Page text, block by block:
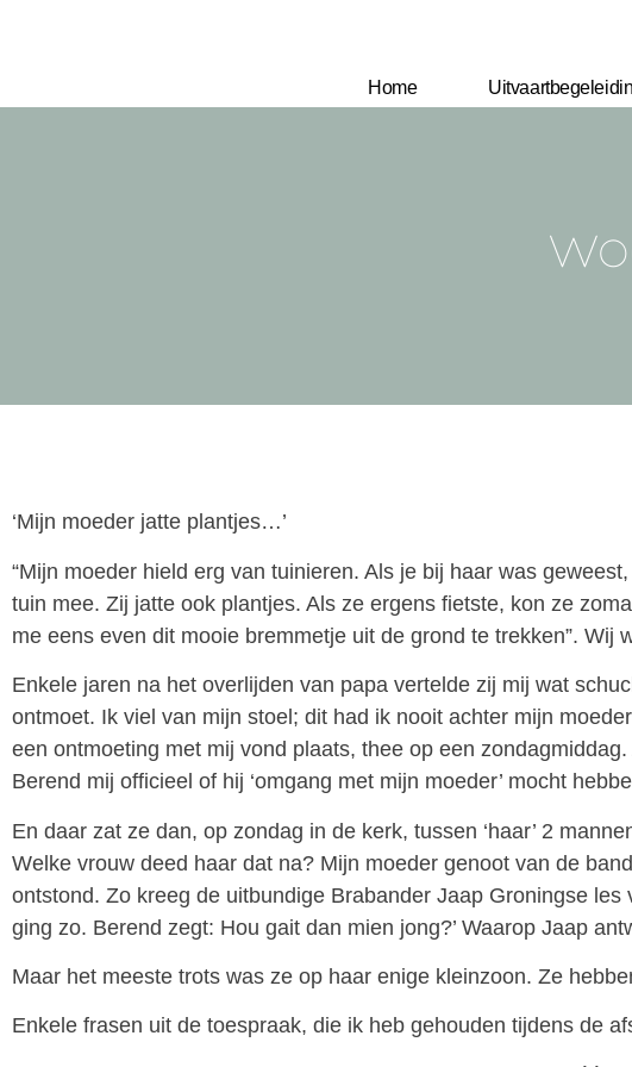
Home
‘Mijn moeder jatte plantjes…’
“Mijn moeder hield erg van tuinieren. Als je bij haar was
tuin mee. Zij jatte ook plantjes. Als ze ergens fietste, kon ze
me eens even dit mooie bremmetje uit de grond te trekken”. Wij
Enkele jaren na het overlijden van papa vertelde zij mij wat
ontmoet. Ik viel van mijn stoel; dit had ik nooit achter mijn
een ontmoeting met mij vond plaats, thee op een
Berend mij officieel of hij ‘omgang met mijn moeder’ mocht
En daar zat ze dan, op zondag in de kerk, tussen ‘haar’ 2
Welke vrouw deed haar dat na? Mijn moeder genoot van de
ontstond. Zo kreeg de uitbundige Brabander Jaap Groningse les
ging zo. Berend zegt: Hou gait dan mien jong?’ Waarop Jaap
Maar het meeste trots was ze op haar enige kleinzoon. Ze
Enkele frasen uit de toespraak, die ik heb gehouden tijdens de